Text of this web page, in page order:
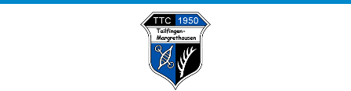
Zum